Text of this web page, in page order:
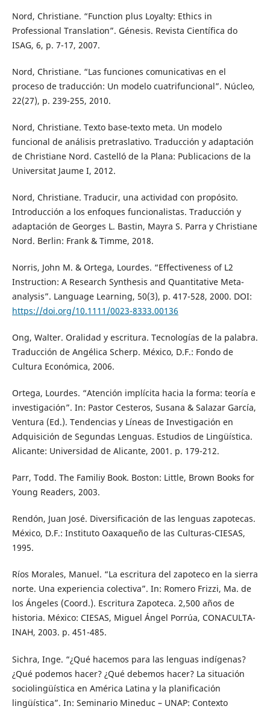
Nord, Christiane. “Function plus Loyalty: Ethics in
Professional Translation”. Génesis. Revista Científica do
ISAG, 6, p. 7-17, 2007.
Nord, Christiane. “Las funciones comunicativas en el
proceso de traducción: Un modelo cuatrifuncional”. Núcleo,
22(27), p. 239-255, 2010.
Nord, Christiane. Texto base-texto meta. Un modelo
funcional de análisis pretraslativo. Traducción y adaptación
de Christiane Nord. Castelló de la Plana: Publicacions de la
Universitat Jaume I, 2012.
Nord, Christiane. Traducir, una actividad con propósito.
Introducción a los enfoques funcionalistas. Traducción y
adaptación de Georges L. Bastin, Mayra S. Parra y Christiane
Nord. Berlin: Frank & Timme, 2018.
Norris, John M. & Ortega, Lourdes. “Effectiveness of L2
Instruction: A Research Synthesis and Quantitative Meta-
analysis”. Language Learning, 50(3), p. 417-528, 2000. DOI:
https://doi.org/10.1111/0023-8333.00136
Ong, Walter. Oralidad y escritura. Tecnologías de la palabra.
Traducción de Angélica Scherp. México, D.F.: Fondo de
Cultura Económica, 2006.
Ortega, Lourdes. “Atención implícita hacia la forma: teoría e
investigación”. In: Pastor Cesteros, Susana & Salazar García,
Ventura (Ed.). Tendencias y Líneas de Investigación en
Adquisición de Segundas Lenguas. Estudios de Lingüística.
Alicante: Universidad de Alicante, 2001. p. 179-212.
Parr, Todd. The Familiy Book. Boston: Little, Brown Books for
Young Readers, 2003.
Rendón, Juan José. Diversificación de las lenguas zapotecas.
México, D.F.: Instituto Oaxaqueño de las Culturas-CIESAS,
1995.
Ríos Morales, Manuel. “La escritura del zapoteco en la sierra
norte. Una experiencia colectiva”. In: Romero Frizzi, Ma. de
los Ángeles (Coord.). Escritura Zapoteca. 2,500 años de
historia. México: CIESAS, Miguel Ángel Porrúa, CONACULTA-
INAH, 2003. p. 451-485.
Sichra, Inge. “¿Qué hacemos para las lenguas indígenas?
¿Qué podemos hacer? ¿Qué debemos hacer? La situación
sociolingüística en América Latina y la planificación
lingüística”. In: Seminario Mineduc – UNAP: Contexto